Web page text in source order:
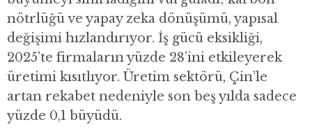
nötrlüğü ve yapay zeka dönüşümü, yapısal
değişimi hızlandırıyor. İş gücü eksikliği,
2025’te firmaların yüzde 28’ini etkileyerek
üretimi kısıtlıyor. Üretim sektörü, Çin’le
artan rekabet nedeniyle son beş yılda sadece
yüzde 0,1 büyüdü.